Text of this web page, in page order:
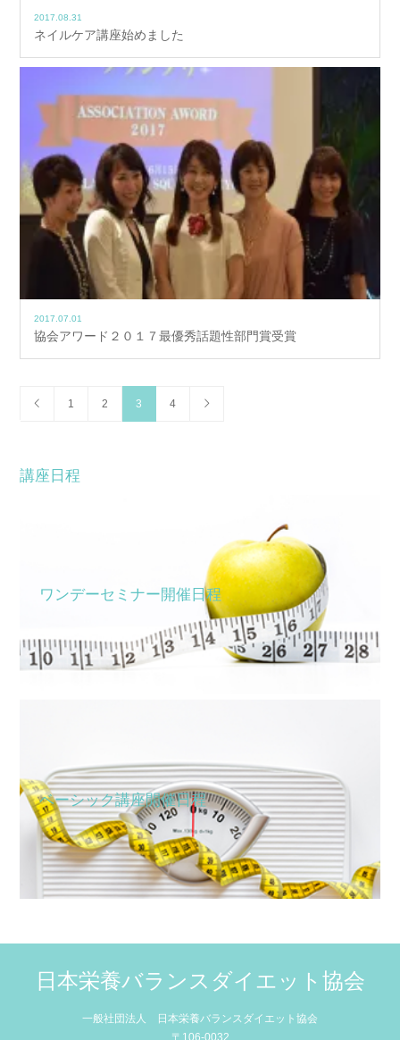
2017.08.31
ネイルケア講座始めました
2017.07.01
協会アワード２０１７最優秀話題性部門賞受賞
1 2 3 4
講座日程
ワンデーセミナー開催日程
ベーシック講座開催日程
日本栄養バランスダイエット協会
一般社団法人 日本栄養バランスダイエット協会